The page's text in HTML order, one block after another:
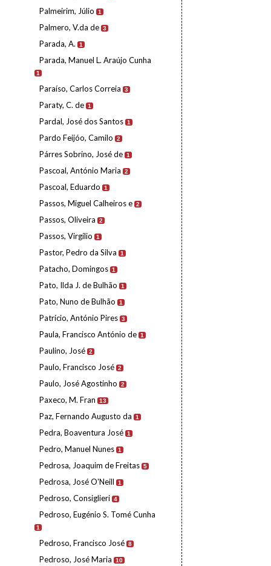
Palmeirim, Júlio 1
Palmero, V.da de 3
Parada, A. 1
Parada, Manuel L. Araújo Cunha
1
Paraíso, Carlos Correia 3
Paraty, C. de 1
Pardal, José dos Santos 1
Pardo Feijóo, Camilo 2
Párres Sobrino, José de 1
Pascoal, António Maria 2
Pascoal, Eduardo 1
Passos, Miguel Calheiros e 2
Passos, Oliveira 2
Passos, Virgílio 1
Pastor, Pedro da Silva 1
Patacho, Domingos 1
Pato, Ilda J. de Bulhão 1
Pato, Nuno de Bulhão 1
Patrício, António Pires 3
Paula, Francisco António de 1
Paulino, José 2
Paulo, Francisco José 2
Paulo, José Agostinho 2
Paxeco, M. Fran 13
Paz, Fernando Augusto da 1
Pedra, Boaventura José 1
Pedro, Manuel Nunes 1
Pedrosa, Joaquim de Freitas 5
Pedrosa, José O'Neill 1
Pedroso, Consiglieri 4
Pedroso, Eugénio S. Tomé Cunha
1
Pedroso, Francisco José 8
Pedroso, José Maria 10